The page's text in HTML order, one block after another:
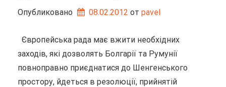
Опубликовано 08.02.2012 от pavel
Європейська рада має вжити необхідних
заходів, які дозволять Болгарії та Румунії
повноправно приєднатися до Шенгенського
простору, йдеться в резолюції, прийнятій